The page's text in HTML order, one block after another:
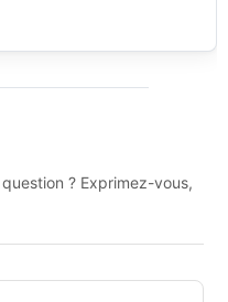
? Exprimez-vous,